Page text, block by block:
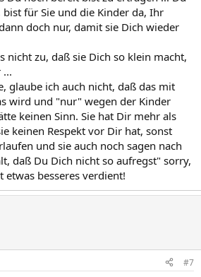
für Sie und die Kinder da, Ihr
doch nur, damit sie Dich wieder
nicht zu, daß sie Dich so klein macht,
glaube ich auch nicht, daß das mit
wird und "nur" wegen der Kinder
keinen Sinn. Sie hat Dir mehr als
keinen Respekt vor Dir hat, sonst
und sie auch noch sagen nach
daß Du Dich nicht so aufregst" sorry,
besseres verdient!
#7